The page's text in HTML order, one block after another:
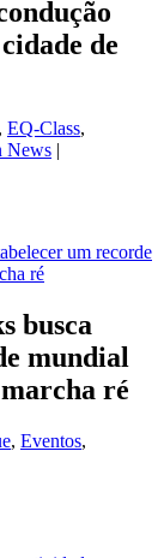
de
, EQ-Class,
News |
busca
mundial
ré
, Eventos,